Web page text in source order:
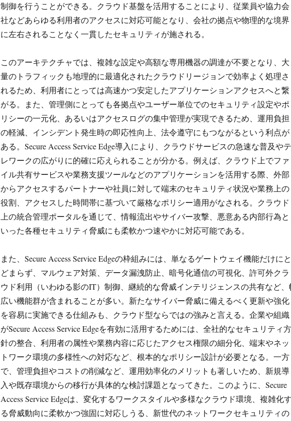
制御を行うことができる。クラウド基盤を活用することにより、従業員や協力会
社などあらゆる利用者のアクセスに対応可能となり、会社の拠点や物理的な境界
に左右されることなく一貫したセキュリティが施される。
このアーキテクチャでは、複雑な設定や高額な専用機器の調達が不要となり、大
量のトラフィックも地理的に最適化されたクラウドリージョンで効率よく処理さ
れるため、利用者にとっては高速かつ安定したアプリケーションアクセスへと繋
がる。また、管理側にとっても各拠点やユーザー単位でのセキュリティ設定やポ
リシーの一元化、あるいはアクセスログの集中管理が実現できるため、運用負担
の軽減、インシデント発生時の即応性向上、法令遵守にもつながるという利点が
ある。Secure Access Service Edge導入により、クラウドサービスの急速な普及やテ
レワークの広がりに的確に応えられることが分かる。例えば、クラウド上でファ
イル共有サービスや業務支援ツールなどのアプリケーションを活用する際、外部
からアクセスするパートナーや社員に対して端末のセキュリティ状況や業務上の
役割、アクセスした時間帯に基づいて厳格なポリシー適用がなされる。クラウド
上の統合管理ポータルを通じて、情報流出やサイバー攻撃、悪意ある内部行為と
いった各種セキュリティ脅威にも柔軟かつ速やかに対応可能である。
また、Secure Access Service Edgeの枠組みには、単なるゲートウェイ機能だけにと
どまらず、マルウェア対策、データ漏洩防止、暗号化通信の可視化、許可外クラ
ウド利用（いわゆる影のIT）制御、継続的な脅威インテリジェンスの共有など、
広い機能群が含まれることが多い。新たなサイバー脅威に備えるべく更新や強化
を容易に実施できる仕組みも、クラウド型ならではの強みと言える。企業や組織
がSecure Access Service Edgeを有効に活用するためには、全社的なセキュリティ方
針の整合、利用者の属性や業務内容に応じたアクセス権限の細分化、端末やネッ
トワーク環境の多様性への対応など、根本的なポリシー設計が必要となる。一方
で、管理負担やコストの削減など、運用効率化のメリットも著しいため、新規導
入や既存環境からの移行が具体的な検討課題となってきた。このように、Secure
Access Service Edgeは、変化するワークスタイルや多様なクラウド環境、複雑化
る脅威動向に柔軟かつ強固に対応しうる、新世代のネットワークセキュリティの